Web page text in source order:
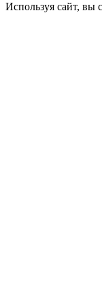
Используя сайт, вы